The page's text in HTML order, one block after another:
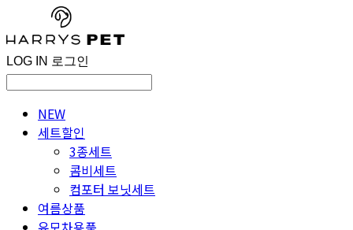
LOG IN 로그인
NEW
세트할인
3종세트
콤비세트
컴포터 보닛세트
여름상품